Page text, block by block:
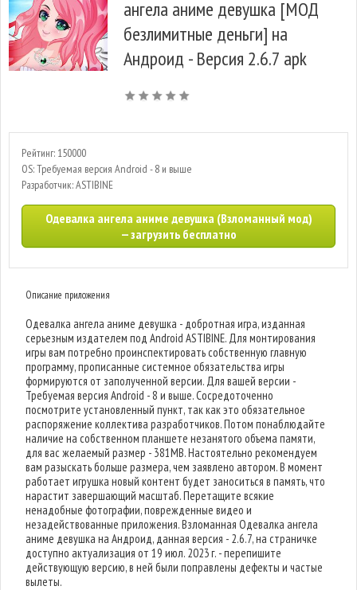
ангела аниме девушка [МОД
безлимитные деньги] на
Андроид - Версия 2.6.7 apk
Рейтинг: 150000
OS: Требуемая версия Android - 8 и выше
Разработчик: ASTIBINE
Одевалка ангела аниме девушка (Взломанный мод)
— загрузить бесплатно
Описание приложения
Одевалка ангела аниме девушка - добротная игра, изданная
серьезным издателем под Android ASTIBINE. Для монтирования
игры вам потребно проинспектировать собственную главную
программу, прописанные системное обязательства игры
формируются от заполученной версии. Для вашей версии -
Требуемая версия Android - 8 и выше. Сосредоточенно
посмотрите установленный пункт, так как это обязательное
распоряжение коллектива разработчиков. Потом понаблюдайте
наличие на собственном планшете незанятого объема памяти,
для вас желаемый размер - 381MB. Настоятельно рекомендуем
вам разыскать больше размера, чем заявлено автором. В момент
работает игрушка новый контент будет заноситься в память, что
нарастит завершающий масштаб. Перетащите всякие
ненадобные фотографии, поврежденные видео и
незадействованные приложения. Взломанная Одевалка ангела
аниме девушка на Андроид, данная версия - 2.6.7, на страничке
доступно актуализация от 19 июл. 2023 г. - перепишите
действующую версию, в ней были поправлены дефекты и частые
вылеты.